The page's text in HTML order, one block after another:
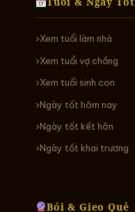
Xem tuổi làm nhà
Xem tuổi vợ chồng
Xem tuổi sinh con
Ngày tốt hôm nay
Ngày tốt kết hôn
Ngày tốt khai trương
Bói & Gieo Quẻ